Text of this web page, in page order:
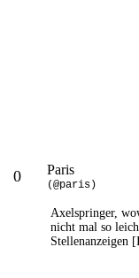
0 Paris
(@paris)
Axelspringer,
nicht mal so
Stellenanzeigen